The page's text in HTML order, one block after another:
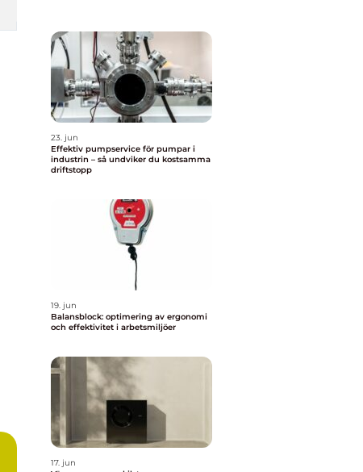
23. jun
Effektiv pumpservice för pumpar i
industrin – så undviker du kostsamma
driftstopp
19. jun
Balansblock: optimering av ergonomi
och effektivitet i arbetsmiljöer
17. jun